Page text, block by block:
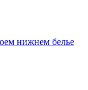
нижнем белье